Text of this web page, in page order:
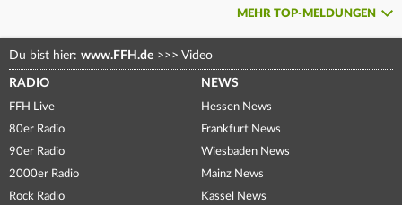
MEHR TOP-MELDUNGEN
Du bist hier: www.FFH.de >>> Video
RADIO
FFH Live
80er Radio
90er Radio
2000er Radio
Rock Radio
NEWS
Hessen News
Frankfurt News
Wiesbaden News
Mainz News
Kassel News